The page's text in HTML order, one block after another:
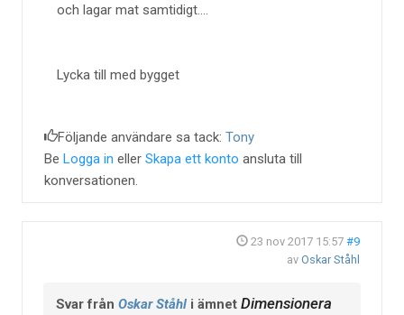
och lagar mat samtidigt....
Lycka till med bygget
Följande användare sa tack: Tony
Be Logga in eller Skapa ett konto ansluta till
konversationen.
23 nov 2017 15:57 #9
av Oskar Ståhl
Svar från Oskar Ståhl i ämnet Dimensionera